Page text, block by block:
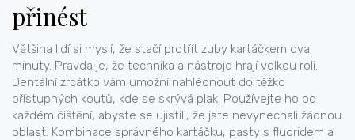
přinést
Většina lidí si myslí, že stačí protřít zuby kartáčkem dva
minuty. Pravda je, že technika a nástroje hrají velkou roli.
Dentální zrcátko vám umožní nahlédnout do těžko
přístupných koutů, kde se skrývá plak. Používejte ho po
každém čištění, abyste se ujistili, že jste nevynechali žádnou
oblast. Kombinace správného kartáčku, pasty s fluoridem a